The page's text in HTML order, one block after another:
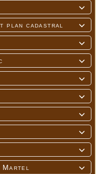


plan cadastral








Martel